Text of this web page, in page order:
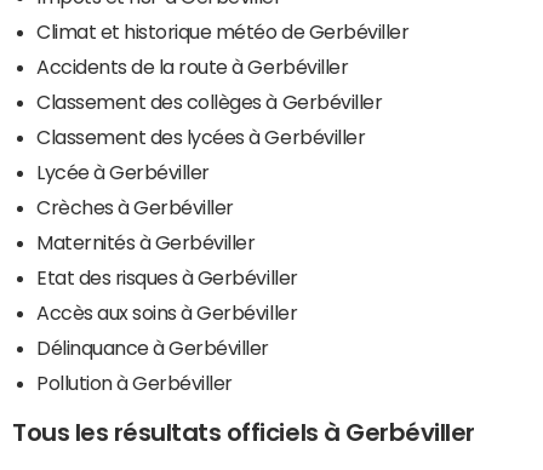
Climat et historique météo de Gerbéviller
Accidents de la route à Gerbéviller
Classement des collèges à Gerbéviller
Classement des lycées à Gerbéviller
Lycée à Gerbéviller
Crèches à Gerbéviller
Maternités à Gerbéviller
Etat des risques à Gerbéviller
Accès aux soins à Gerbéviller
Délinquance à Gerbéviller
Pollution à Gerbéviller
Tous les résultats officiels à Gerbéviller